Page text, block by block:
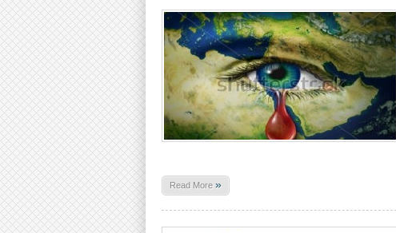
Read More »